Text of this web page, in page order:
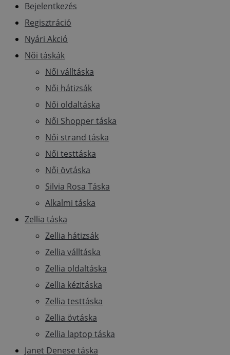
Bejelentkezés
Regisztráció
Nyári Akció
Női táskák
Női válltáska
Női hátizsák
Női oldaltáska
Női Shopper táska
Női strand táska
Női testtáska
Női övtáska
Silvia Rosa Táska
Alkalmi táska
Zellia táska
Zellia hátizsák
Zellia válltáska
Zellia oldaltáska
Zellia kézitáska
Zellia testtáska
Zellia övtáska
Zellia laptop táska
Janet Denese táska